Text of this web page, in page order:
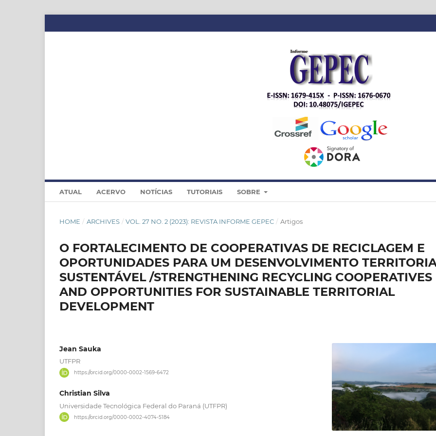
ATUAL ACERVO NOTÍCIAS TUTORIAIS SOBRE
HOME / ARCHIVES / VOL. 27 NO. 2 (2023): REVISTA INFORME GEPEC / Artigos
O FORTALECIMENTO DE COOPERATIVAS DE RECICLAGEM E
OPORTUNIDADES PARA UM DESENVOLVIMENTO
SUSTENTÁVEL /STRENGTHENING RECYCLING COOPERATIVES
AND OPPORTUNITIES FOR SUSTAINABLE TERRITORIAL
DEVELOPMENT
Jean Sauka
UTFPR
https://orcid.org/0000-0002-1569-6472
Christian Silva
Universidade Tecnológica Federal do Paraná (UTFPR)
https://orcid.org/0000-0002-4074-5184